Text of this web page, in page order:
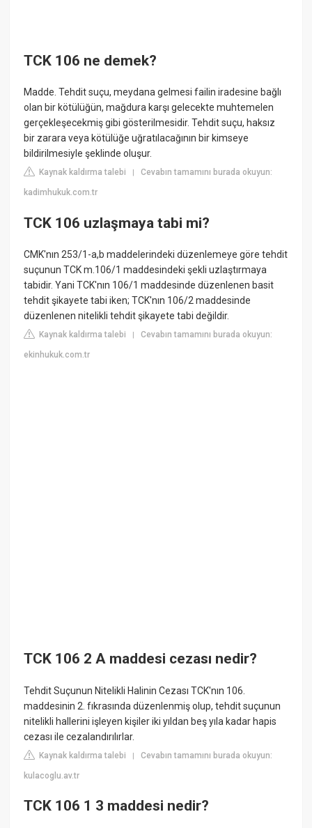
TCK 106 ne demek?
Madde. Tehdit suçu, meydana gelmesi failin iradesine bağlı
olan bir kötülüğün, mağdura karşı gelecekte muhtemelen
gerçekleşecekmiş gibi gösterilmesidir. Tehdit suçu, haksız
bir zarara veya kötülüğe uğratılacağının bir kimseye
bildirilmesiyle şeklinde oluşur.
Kaynak kaldırma talebi |Cevabın tamamını burada okuyun:
kadimhukuk.com.tr
TCK 106 uzlaşmaya tabi mi?
CMK'nın 253/1-a,b maddelerindeki düzenlemeye göre tehdit
suçunun TCK m.106/1 maddesindeki şekli uzlaştırmaya
tabidir. Yani TCK'nın 106/1 maddesinde düzenlenen basit
tehdit şikayete tabi iken; TCK'nın 106/2 maddesinde
düzenlenen nitelikli tehdit şikayete tabi değildir.
Kaynak kaldırma talebi |Cevabın tamamını burada okuyun:
ekinhukuk.com.tr
TCK 106 2 A maddesi cezası nedir?
Tehdit Suçunun Nitelikli Halinin Cezası TCK'nın 106.
maddesinin 2. fıkrasında düzenlenmiş olup, tehdit suçunun
nitelikli hallerini işleyen kişiler iki yıldan beş yıla kadar hapis
cezası ile cezalandırılırlar.
Kaynak kaldırma talebi |Cevabın tamamını burada okuyun:
kulacoglu.av.tr
TCK 106 1 3 maddesi nedir?